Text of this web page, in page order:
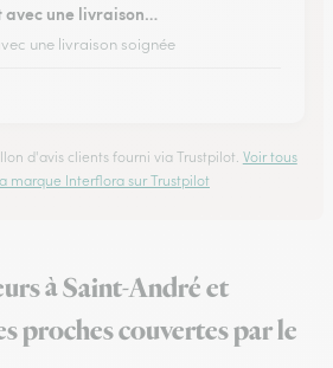
avec une livraison…
une livraison soignée
d'avis clients fourni via Trustpilot. Voir tous
marque Interflora sur Trustpilot
à Saint-André et
proches couvertes par le